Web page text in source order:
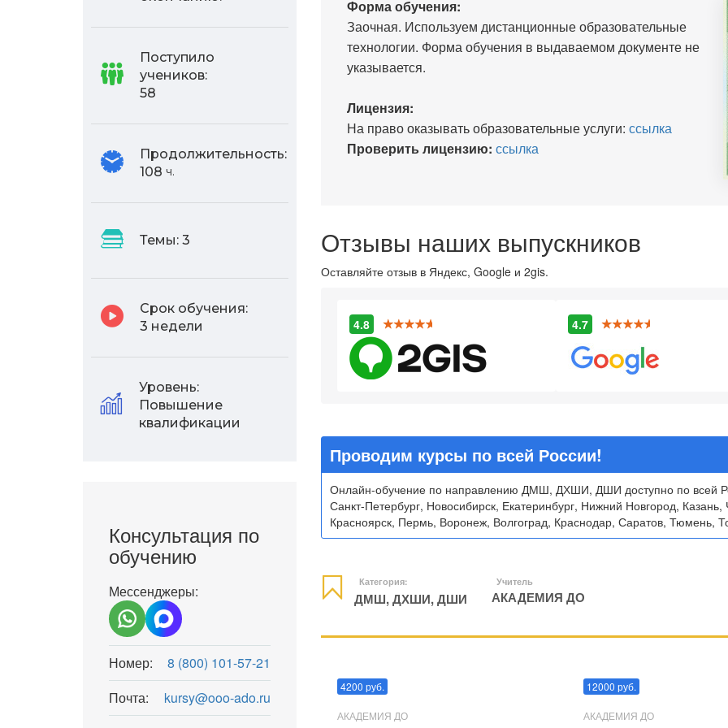
Поступило
учеников:
58
Продолжительность:
108 ч.
Темы: 3
Срок обучения:
3 недели
Уровень:
Повышение
квалификации
Консультация по
обучению
Мессенджеры:
Номер:
8 (800) 101-57-21
Почта:
kursy@ooo-ado.ru
Форма обучения:
Заочная. Используем дистанционные образовательные
технологии. Форма обучения в выдаваемом документе не
указывается.
Лицензия:
На право оказывать образовательные услуги: ссылка
Проверить лицензию: ссылка
Отзывы наших выпускников
Оставляйте отзыв в Яндекс, Google и 2gis.
4.8 4.7
Проводим курсы по всей России!
Онлайн-обучение по направлению ДМШ, ДХШИ, ДШИ доступно по всей
Санкт-Петербург, Новосибирск, Екатеринбург, Нижний Новгород,
Красноярск, Пермь, Воронеж, Волгоград, Краснодар, Саратов, Тюмень,
Категория:
ДМШ, ДХШИ, ДШИ
Учитель
АКАДЕМИЯ ДО
4200 руб.
АКАДЕМИЯ ДО
12000 руб.
АКАДЕМИЯ ДО